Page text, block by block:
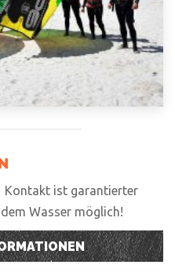
Kontakt ist garantierter
Wasser möglich!